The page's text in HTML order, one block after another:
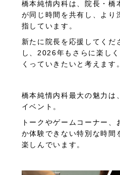
橋本純情内科は、院長・橋
が同じ時間を共有し、より
指しています。
新たに院長を応援してくだ
し、2026年もさらに楽し
くっていきたいと考えます。
橋本純情内科最大の魅力は
イベント。
トークやゲームコーナー
か体験できない特別な時間
楽しんでいます。